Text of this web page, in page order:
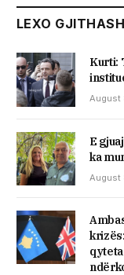
LEXO
Kurti:
August
E
ka
August